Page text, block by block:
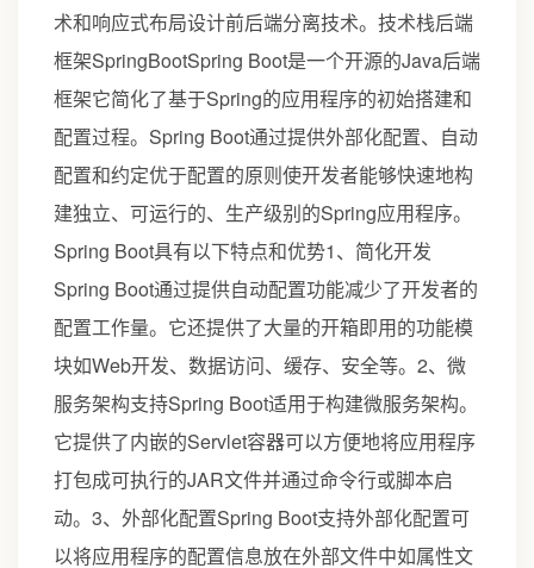
术和响应式布局设计前后端分离技术。技术栈后端
框架SpringBootSpring Boot是一个开源的Java后端
框架它简化了基于Spring的应用程序的初始搭建和
配置过程。Spring Boot通过提供外部化配置、自动
配置和约定优于配置的原则使开发者能够快速地构
建独立、可运行的、生产级别的Spring应用程序。
Spring Boot具有以下特点和优势1、简化开发
Spring Boot通过提供自动配置功能减少了开发者的
配置工作量。它还提供了大量的开箱即用的功能模
块如Web开发、数据访问、缓存、安全等。2、微
服务架构支持Spring Boot适用于构建微服务架构。
它提供了内嵌的Servlet容器可以方便地将应用程序
打包成可执行的JAR文件并通过命令行或脚本启
动。3、外部化配置Spring Boot支持外部化配置可
以将应用程序的配置信息放在外部文件中如属性文